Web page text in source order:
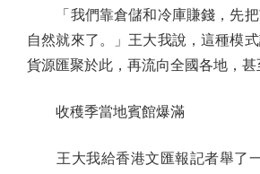
「我們靠倉儲和冷庫賺錢，先把
自然就來了。」王大我說，這種模
貨源匯聚於此，再流向全國各地，甚
收穫季當地賓館爆滿
王大我給香港文匯報記者舉了